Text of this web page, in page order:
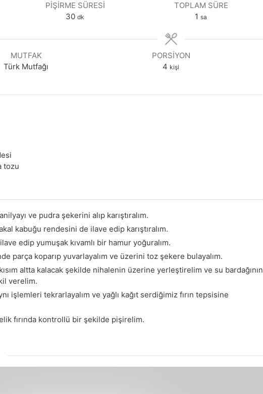
PIŞIRME SÜRESI
30dakika
dk
TOPLAM SÜRE
1 saat
sa
MUTFAK
Türk Mutfağı
PORSIYON
4 kişi
tozu
ve pudra şekerini alıp karıştıralım.
kabuğu rendesini de ilave edip karıştıralım.
edip yumuşak kıvamlı bir hamur yoğuralım.
parça koparıp yuvarlayalım ve üzerini toz şekere bulayalım.
altta kalacak şekilde nihalenin üzerine yerleştirelim ve su bardağının
verelim.
işlemleri tekrarlayalım ve yağlı kağıt serdiğimiz fırın tepsisine
fırında kontrollü bir şekilde pişirelim.